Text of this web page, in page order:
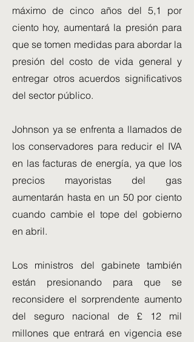
máximo de cinco años del 5,1 por
ciento hoy, aumentará la presión para
que se tomen medidas para abordar la
presión del costo de vida general y
entregar otros acuerdos significativos
del sector público.
Johnson ya se enfrenta a llamados de
los conservadores para reducir el IVA
en las facturas de energía, ya que los
precios mayoristas del gas
aumentarán hasta en un 50 por ciento
cuando cambie el tope del gobierno
en abril.
Los ministros del gabinete también
están presionando para que se
reconsidere el sorprendente aumento
del seguro nacional de £ 12 mil
millones que entrará en vigencia ese